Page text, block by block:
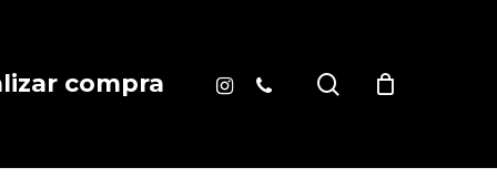
compra instagram
phone search